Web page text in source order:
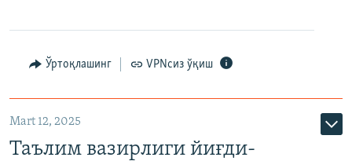
Ўртоқлашинг VPNсиз ўқиш
Mart 12, 2025
Таълим вазирлиги йиғди-